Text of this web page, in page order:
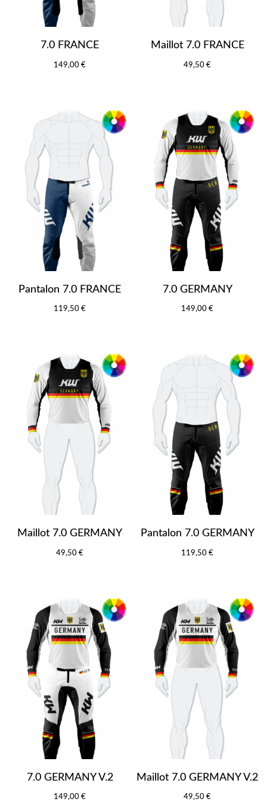
7.0 FRANCE
149,00 €
Maillot 7.0 FRANCE
49,50 €
Pantalon 7.0 FRANCE
119,50 €
7.0 GERMANY
149,00 €
Maillot 7.0 GERMANY
49,50 €
Pantalon 7.0 GERMANY
119,50 €
7.0 GERMANY V.2
149,00 €
Maillot 7.0 GERMANY V.2
49,50 €